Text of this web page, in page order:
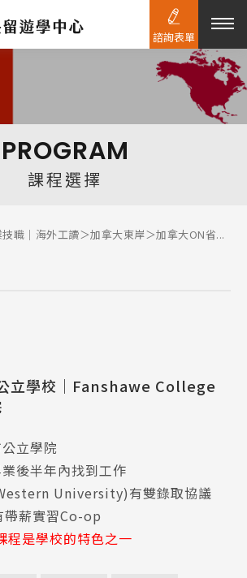
PROGRAM
課程選擇
職｜海外工讀 加拿大東岸 加拿大ON省...
立學校｜Fanshawe College
立學院
後半年內找到工作
University)有雙錄取協議
帶薪實習Co-op
程是學校的特色之一
諮詢表單